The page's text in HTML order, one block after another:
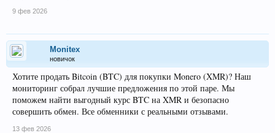
9 фев 2026
Monitex
новичок
Хотите продать Bitcoin (BTC) для покупки Monero (XMR)? Наш
мониторинг собрал лучшие предложения по этой паре. Мы
поможем найти выгодный курс BTC на XMR и безопасно
совершить обмен. Все обменники с реальными отзывами.
13 фев 2026